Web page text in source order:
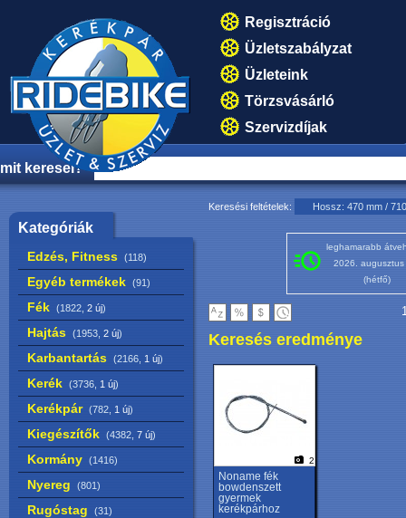
Regisztráció
Üzletszabályzat
Üzleteink
Törzsvásárló
Szervizdíjak
mit keresel?
Kategóriák
Edzés, Fitness (118)
Egyéb termékek (91)
Fék (1822, 2 új)
Hajtás (1953, 2 új)
Karbantartás (2166, 1 új)
Kerék (3736, 1 új)
Kerékpár (782, 1 új)
Kiegészítők (4382, 7 új)
Kormány (1416)
Nyereg (801)
Rugóstag (31)
Keresési feltételek: Hossz: 470 mm /
leghamarabb
2026. augusztus
(hétfő)
Keresés eredménye
2
Noname fék
bowdenszett
gyermek
kerékpárhoz